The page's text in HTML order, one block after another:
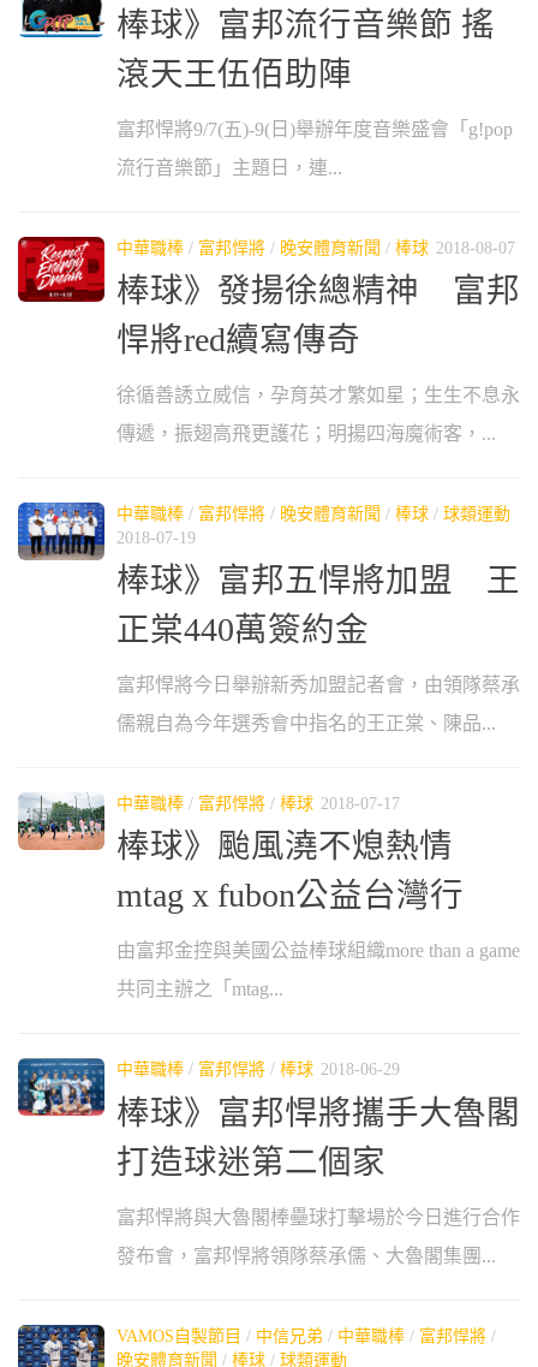
棒球》富邦流行音樂節 搖
滾天王伍佰助陣
富邦悍將9/7(五)-9(日)舉辦年度音樂盛會「g!pop
流行音樂節」主題日，連...
中華職棒 / 富邦悍將 / 晚安體育新聞 / 棒球 2018-08-07
棒球》發揚徐總精神 富邦
悍將red續寫傳奇
徐循善誘立威信，孕育英才繁如星；生生不息永
傳遞，振翅高飛更護花；明揚四海魔術客，...
中華職棒 / 富邦悍將 / 晚安體育新聞 / 棒球 / 球類運動
2018-07-19
棒球》富邦五悍將加盟 王
正棠440萬簽約金
富邦悍將今日舉辦新秀加盟記者會，由領隊蔡承
儒親自為今年選秀會中指名的王正棠、陳品...
中華職棒 / 富邦悍將 / 棒球 2018-07-17
棒球》颱風澆不熄熱情
mtag x fubon公益台灣行
由富邦金控與美國公益棒球組織more than a game
共同主辦之「mtag...
中華職棒 / 富邦悍將 / 棒球 2018-06-29
棒球》富邦悍將攜手大魯閣
打造球迷第二個家
富邦悍將與大魯閣棒壘球打擊場於今日進行合作
發布會，富邦悍將領隊蔡承儒、大魯閣集團...
VAMOS自製節目 / 中信兄弟 / 中華職棒 / 富邦悍將 /
晚安體育新聞 / 棒球 / 球類運動